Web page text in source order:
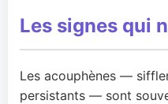
Les signes qui
Les acouphènes —
persistants — sont